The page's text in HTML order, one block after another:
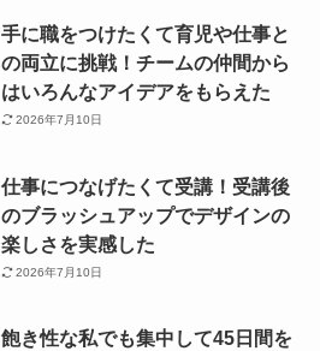
手に職をつけたくて育児や仕事と
の両立に挑戦！チームの仲間から
はいろんなアイデアをもらえた
2026年7月10日
仕事につなげたくて受講！受講後
のブラッシュアップでデザインの
楽しさを実感した
2026年7月10日
飽き性な私でも集中して45日間を